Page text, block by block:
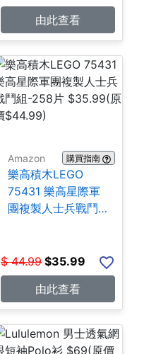
由此查看
Amazon 購買指南
樂高積木LEGO
75431 樂高星際軍
團複製人士兵戰鬥
$ 44.99 $35.99
由此查看